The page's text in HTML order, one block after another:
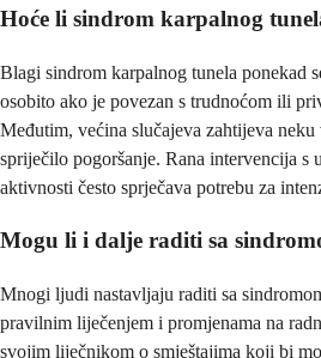
Hoće li sindrom karpalnog
Blagi sindrom karpalnog tunela ponekad
osobito ako je povezan s trudnoćom ili
Međutim, većina slučajeva zahtijeva
spriječilo pogoršanje. Rana intervencija s
aktivnosti često sprječava potrebu za
Mogu li i dalje raditi sa
Mnogi ljudi nastavljaju raditi sa
pravilnim liječenjem i promjenama na
svojim liječnikom o smještajima koji bi